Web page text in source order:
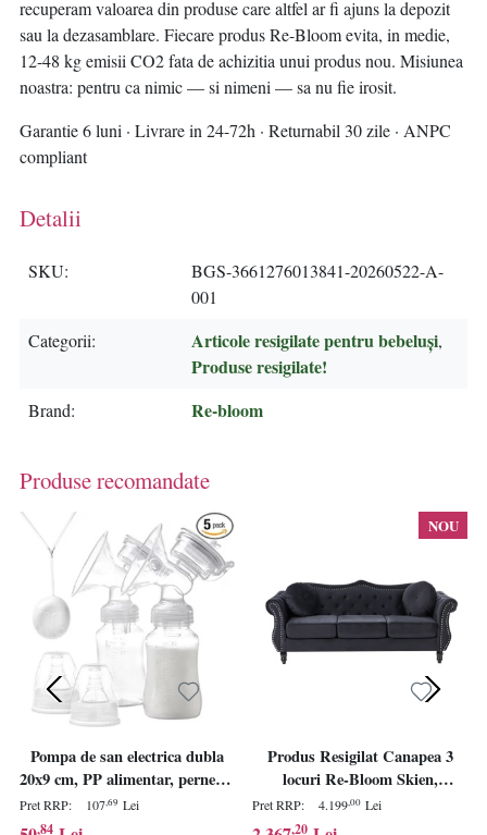
recuperam valoarea din produse care altfel ar fi ajuns la depozit
sau la dezasamblare. Fiecare produs Re-Bloom evita, in medie,
12-48 kg emisii CO2 fata de achizitia unui produs nou. Misiunea
noastra: pentru ca nimic — si nimeni — sa nu fie irosit.
Garantie 6 luni · Livrare in 24-72h · Returnabil 30 zile · ANPC
compliant
Detalii
SKU
BGS-3661276013841-20260522-A-
001
Categorii
Articole resigilate pentru bebeluși,
Produse resigilate!
Brand Re-bloom
Produse recomandate
Pompa de san electrica dubla
20x9 cm, PP alimentar, perne de
masaj silicon moale, mini
portabila, corp antiderapant,
Pret RRP: 107,69 Lei
,84
NOU
Produs Resigilat Canapea 3
locuri Re-Bloom Skien,
catifea/eucalipt/pin, 204x78x86
cm, arcuri sinuoase, spuma
Pret RRP: 4.199,00 Lei
,20